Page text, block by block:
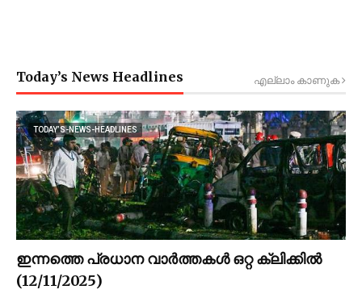
Today’s News Headlines എല്ലാം കാണുക
TODAY’S-NEWS-HEADLINES
ഇന്നത്തെ പ്രധാന വാർത്തകൾ ഒറ്റ ക്ലിക്കിൽ
(12/11/2025)